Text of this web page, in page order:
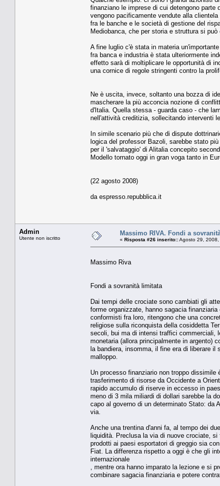
finanziano le imprese di cui detengono
vengono pacificamente vendute alla
fra le banche e le società di gestione del
Mediobanca, che per storia e struttura si
A fine luglio c'è stata in materia
fra banca e industria è stata ulteriormente
effetto sarà di moltiplicare le opportunità di
una cornice di regole stringenti contro la
Ne è uscita, invece, soltanto una bozza di
mascherare la più acconcia nozione di
d'Italia. Quella stessa - guarda caso - che
nell'attività creditizia, sollecitando interventi
In simile scenario più che di dispute
logica del professor Bazoli, sarebbe stato
per il 'salvataggio' di Alitalia concepito
Modello tornato oggi in gran voga tanto in
(22 agosto 2008)
da espresso.repubblica.it
Admin
Utente non iscritto
Massimo RIVA. Fondi a
« Risposta #26 inserito::Agosto 29,
Massimo Riva
Fondi a sovranità limitata
Dai tempi delle crociate sono cambiati gli
forme organizzate, hanno sagacia
conformisti fra loro, ritengono che una
religiose sulla riconquista della cosiddetta
secoli, bui ma di intensi traffici commerciali,
monetaria (allora principalmente in argento)
la bandiera, insomma, il fine era di liberare
malloppo.
Un processo finanziario non troppo
trasferimento di risorse da Occidente a
rapido accumulo di riserve in eccesso in
meno di 3 mila miliardi di dollari sarebbe la
capo al governo di un determinato Stato: da
via.
Anche una trentina d'anni fa, al tempo dei
liquidità. Preclusa la via di nuove crociate,
prodotti ai paesi esportatori di greggio sia
Fiat. La differenza rispetto a oggi è che gli
internazionale
, mentre ora hanno imparato la lezione e si
combinare sagacia finanziaria e potere